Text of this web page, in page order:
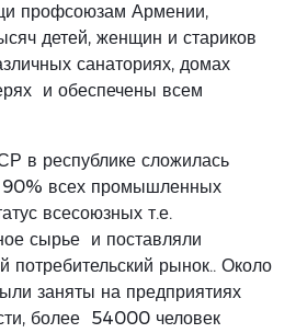
профсоюзам Армении,
детей, женщин и стариков
санаториях, домах
и обеспечены всем
в республике сложилась
90% всех промышленных
всесоюзных т.е.
сырье и поставляли
потребительский рынок.. Около
заняты на предприятиях
более 54000 человек